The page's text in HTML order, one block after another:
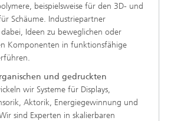
beispielsweise für den 3D- und
Schäume. Industriepartner
Ideen zu beweglichen oder
Komponenten in funktionsfähige
und gedruckten
wir Systeme für Displays,
Aktorik, Energiegewinnung und
sind Experten in skalierbaren